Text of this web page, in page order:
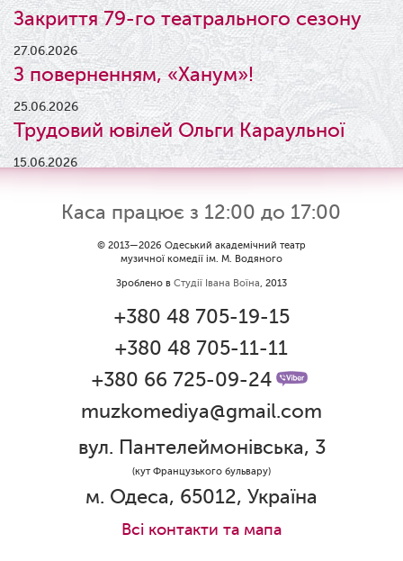
Закриття 79-го театрального сезону
27.06.2026
З поверненням, «Ханум»!
25.06.2026
Трудовий ювілей Ольги Караульної
15.06.2026
Результати конкурсу
09.06.2026
Вітаємо Ірину Візіренко з
народженням дівчинки!
Дякуємо за свято!
Графік роботи каси 1 червня
Ювілей Олени Редько
Ювілей Станіслава Зайцева
Каса працює з 12:00 до 17:00
© 2013—2026 Одеський академічний театр
музичної комедії ім. М. Водяного
Зроблено в Студії Івана Воїна, 2013
+380 48 705-19-15
+380 48 705-11-11
+380 66 725-09-24
muzkomediya@gmail.com
вул. Пантелеймонівська, 3
(кут Французького бульвару)
м. Одеса, 65012, Україна
Всi контакти та мапа